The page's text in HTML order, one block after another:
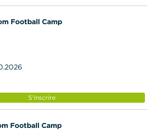
Football Camp
S'inscrire
Football Camp